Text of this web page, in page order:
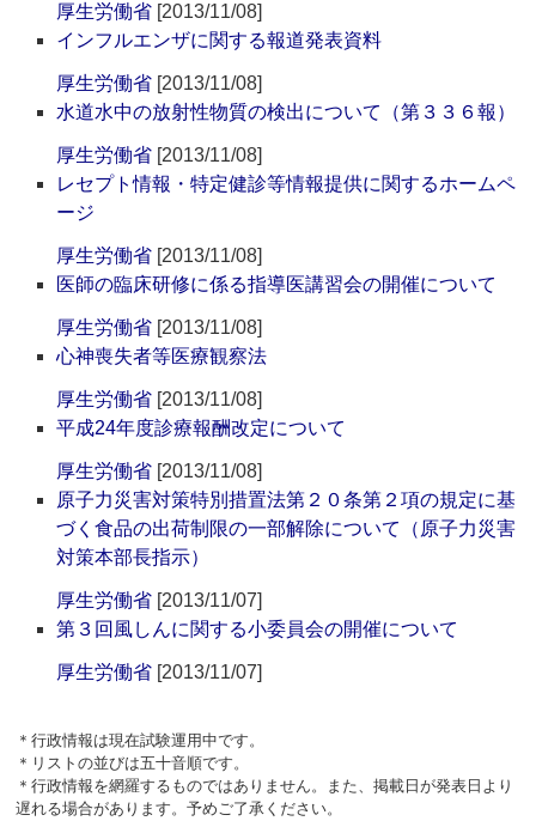
厚生労働省 [2013/11/08]
インフルエンザに関する報道発表資料
厚生労働省 [2013/11/08]
水道水中の放射性物質の検出について（第３３６報）
厚生労働省 [2013/11/08]
レセプト情報・特定健診等情報提供に関するホームペ
ージ
厚生労働省 [2013/11/08]
医師の臨床研修に係る指導医講習会の開催について
厚生労働省 [2013/11/08]
心神喪失者等医療観察法
厚生労働省 [2013/11/08]
平成24年度診療報酬改定について
厚生労働省 [2013/11/08]
原子力災害対策特別措置法第２０条第２項の規定に基
づく食品の出荷制限の一部解除について（原子力災害
対策本部長指示）
厚生労働省 [2013/11/07]
第３回風しんに関する小委員会の開催について
厚生労働省 [2013/11/07]
＊行政情報は現在試験運用中です。
＊リストの並びは五十音順です。
＊行政情報を網羅するものではありません。また、掲載日が発表日より
遅れる場合があります。予めご了承ください。